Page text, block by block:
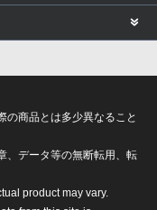
商品とは多少異なること
、データ等の無断転用、転
product may vary.